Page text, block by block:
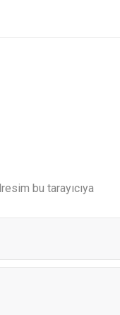
bu tarayıcıya